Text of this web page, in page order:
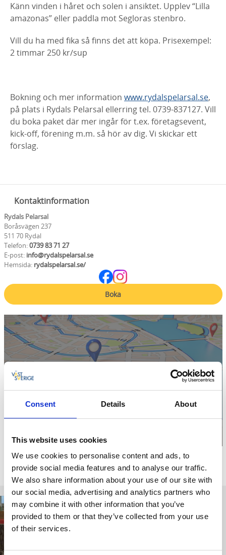
Consent Details About
This website uses cookies
We use cookies to personalise content and ads, to
provide social media features and to analyse our traffic.
We also share information about your use of our site with
our social media, advertising and analytics partners who
may combine it with other information that you’ve
provided to them or that they’ve collected from your use
of their services.
Känn vinden i håret och solen i ansiktet. Upplev “Lilla
amazonas” eller paddla mot Segloras stenbro.
Vill du ha med fika så finns det att köpa. Prisexempel:
2 timmar 250 kr/sup
Bokning och mer information www.rydalspelarsal.se,
på plats i Rydals Pelarsal ellerring tel. 0739-837127. Vill
du boka paket där mer ingår för t.ex. företagsevent,
kick-off, förening m.m. så hör av dig. Vi skickar ett
förslag.
Kontaktinformation
Rydals Pelarsal
Boråsvägen 237
511 70 Rydal
Telefon:0739 83 71 27
E-post: info@rydalspelarsal.se
Hemsida: rydalspelarsal.se/
Boka
karta
Relaterade sidor